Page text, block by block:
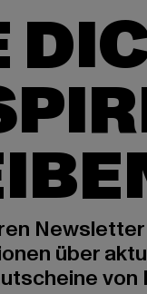
Newsletter
über
von